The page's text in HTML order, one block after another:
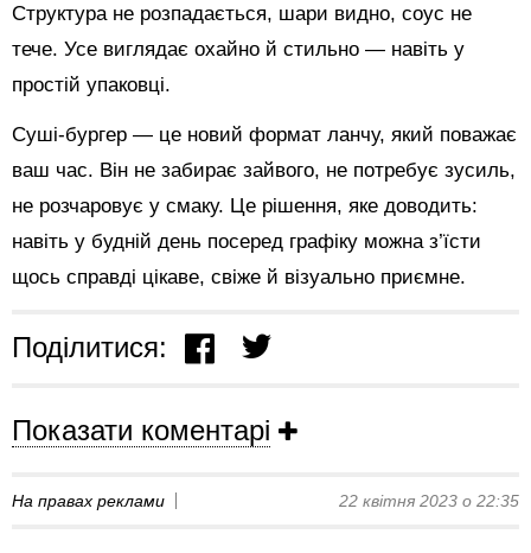
Структура не розпадається, шари видно, соус не
тече. Усе виглядає охайно й стильно — навіть у
простій упаковці.
Суші-бургер — це новий формат ланчу, який поважає
ваш час. Він не забирає зайвого, не потребує зусиль,
не розчаровує у смаку. Це рішення, яке доводить:
навіть у будній день посеред графіку можна з’їсти
щось справді цікаве, свіже й візуально приємне.
Поділитися:
Показати коментарі
На правах реклами 22 квітня 2023 о 22:35